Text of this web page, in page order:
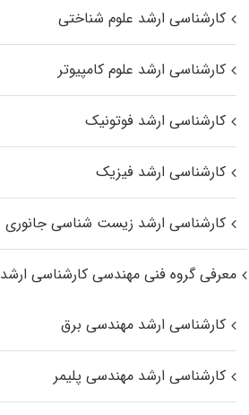
کارشناسی ارشد علوم شناختی
کارشناسی ارشد علوم کامپیوتر
کارشناسی ارشد فوتونیک
کارشناسی ارشد فیزیک
کارشناسی ارشد زیست‌ شناسی جانوری
معرفی گروه فنی مهندسی کارشناسی ارشد
کارشناسی ارشد مهندسی برق
کارشناسی ارشد مهندسی پلیمر